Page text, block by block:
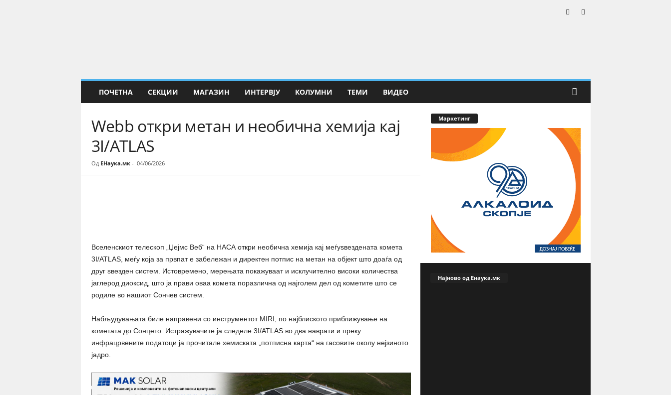
ПОЧЕТНА СЕКЦИИ МАГАЗИН ИНТЕРВЈУ КОЛУМНИ ТЕМИ ВИДЕО
Webb откри метан и необична хемија кај
3I/ATLAS
Од ЕНаука.мк- 04/06/2026
Вселенскиот телескоп „Џејмс Веб“ на НАСА откри необична хемија кај меѓуѕвездената комета
3I/ATLAS, меѓу која за првпат е забележан и директен потпис на метан на објект што доаѓа од
друг ѕвезден систем. Истовремено, мерењата покажуваат и исклучително високи количества
јаглерод диоксид, што ја прави оваа комета поразлична од најголем дел од кометите што се
родиле во нашиот Сончев систем.
Набљудувањата биле направени со инструментот MIRI, по најблиското приближување на
кометата до Сонцето. Истражувачите ја следеле 3I/ATLAS во два наврати и преку
инфрацрвените податоци ја прочитале хемиската „потписна карта“ на гасовите околу нејзиното
јадро.
Маркетинг
Најново од Енаука.мк